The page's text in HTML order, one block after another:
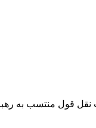
نقل قول منتسب به